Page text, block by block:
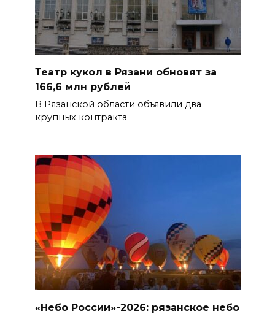
Театр кукол в Рязани обновят за
166,6 млн рублей
В Рязанской области объявили два
крупных контракта
«Небо России»-2026: рязанское небо